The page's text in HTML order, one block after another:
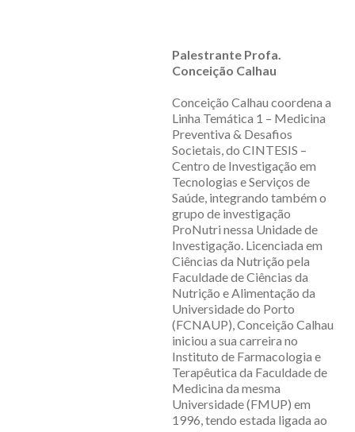
Palestrante Profa.
Conceição Calhau
Conceição Calhau coordena a
Linha Temática 1 – Medicina
Preventiva & Desafios
Societais, do CINTESIS –
Centro de Investigação em
Tecnologias e Serviços de
Saúde, integrando também o
grupo de investigação
ProNutri nessa Unidade de
Investigação. Licenciada em
Ciências da Nutrição pela
Faculdade de Ciências da
Nutrição e Alimentação da
Universidade do Porto
(FCNAUP), Conceição Calhau
iniciou a sua carreira no
Instituto de Farmacologia e
Terapêutica da Faculdade de
Medicina da mesma
Universidade (FMUP) em
1996, tendo estada ligada ao